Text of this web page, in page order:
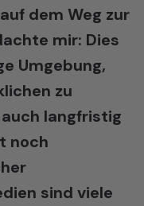
dem Weg zur
mir: Dies
Umgebung,
zu
langfristig
noch
sind viele